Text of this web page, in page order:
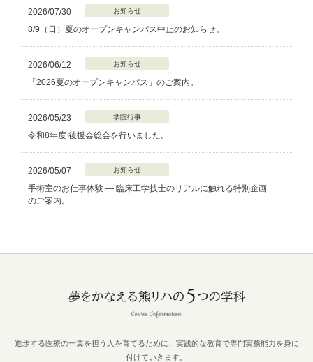
2026/07/30 お知らせ
8/9（日）夏のオープンキャンパス中止のお知らせ。
2026/06/12 お知らせ
「2026夏のオープンキャンパス」のご案内。
2026/05/23 学院行事
令和8年度 後援会総会を行いました。
2026/05/07 お知らせ
手術室のお仕事体験 — 臨床工学技士のリアルに触れる特別企画
のご案内。
進歩する医療の一翼を担う人を育てるために、実践的な教育で専門実務能力を身に
付けていきます。